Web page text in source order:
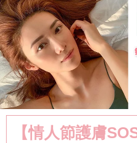
【情人節護膚